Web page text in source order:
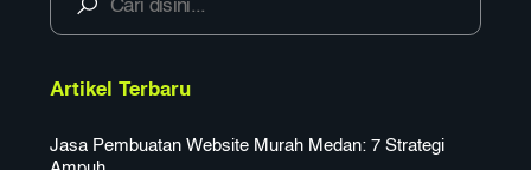
Artikel Terbaru
Jasa Pembuatan Website Murah Medan: 7 Strategi